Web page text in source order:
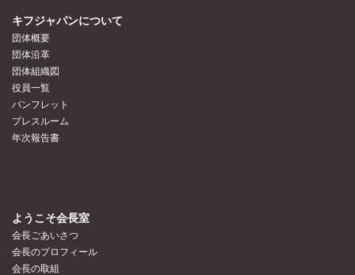
キフジャパンについて
団体概要
団体沿革
団体組織図
役員一覧
パンフレット
プレスルーム
年次報告書
ようこそ会長室
会長ごあいさつ
会長のプロフィール
会長の取組